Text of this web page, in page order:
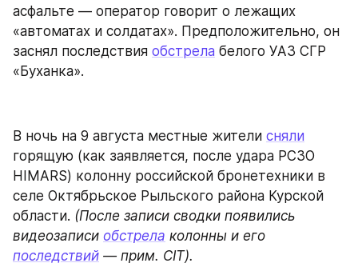
асфальте — оператор говорит о лежащих
«автоматах и солдатах». Предположительно, он
заснял последствия обстрела белого УАЗ СГР
«Буханка».
В ночь на 9 августа местные жители сняли
горящую (как заявляется, после удара РСЗО
HIMARS) колонну российской бронетехники в
селе Октябрьское Рыльского района Курской
области. (После записи сводки появились
видеозаписи обстрела
последствий — прим. CIT).